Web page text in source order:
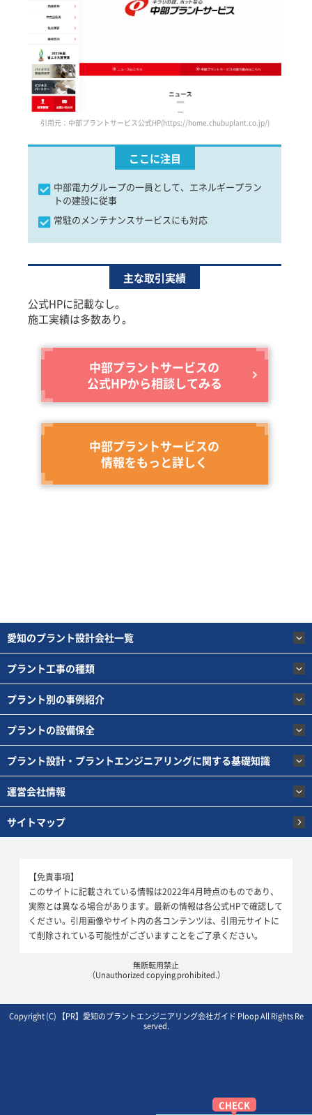
引用元：中部プラントサービス公式HP(https://home.chubuplant.co.jp/)
ここに注目
中部電力グループの一員として、エネルギープラン
トの建設に従事
常駐のメンテナンスサービスにも対応
主な取引実績
公式HPに記載なし。
施工実績は多数あり。
中部プラントサービスの
公式HPから相談してみる
中部プラントサービスの
情報をもっと詳しく
愛知のプラント設計会社一覧
プラント工事の種類
プラント別の事例紹介
プラントの設備保全
プラント設計・プラントエンジニアリングに関する基礎知識
運営会社情報
サイトマップ
【免責事項】
このサイトに記載されている情報は2022年4月時点のものであり、
実際とは異なる場合があります。最新の情報は各公式HPで確認して
ください。引用画像やサイト内の各コンテンツは、引用元サイトに
て削除されている可能性がございますことをご了承ください。
無断転用禁止
（Unauthorized copying prohibited.）
Copyright (C) 愛知のプラントエンジニアリング会社ガイド PloopAll Rights Re
served.